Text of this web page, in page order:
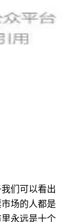
们可以看出
场的人都是
永远是十个